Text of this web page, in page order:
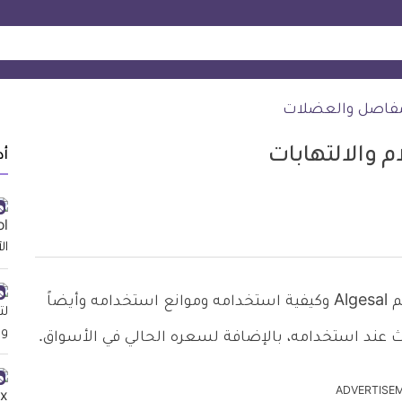
والعضلات
إليكم ما يجب معرفته عن استخدامات الجزال كريم Algesal وكيفية استخدامه وموانع استخدامه وأيضاً
عند استخدامه، بالإضافة لسعره الحالي في الأسواق.